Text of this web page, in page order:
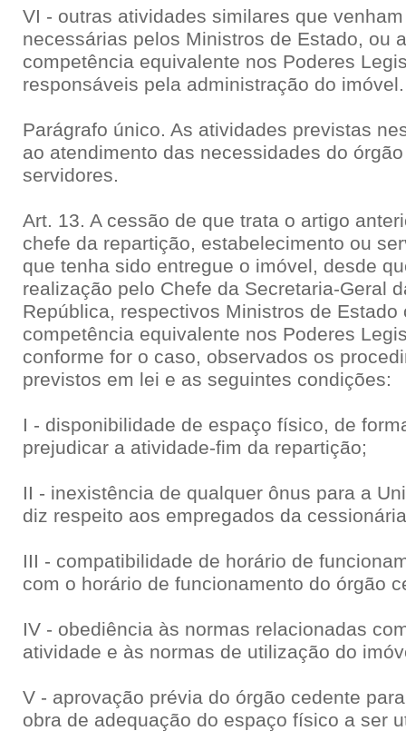
VI - outras atividades similares que
necessárias pelos Ministros de Estado, ou
competência equivalente nos Poderes
responsáveis pela administração do imóvel.
Parágrafo único. As atividades previstas
ao atendimento das necessidades do
servidores.
Art. 13. A cessão de que trata o artigo
chefe da repartição, estabelecimento ou
que tenha sido entregue o imóvel, desde
realização pelo Chefe da Secretaria-Geral
República, respectivos Ministros de Estado
competência equivalente nos Poderes
conforme for o caso, observados os
previstos em lei e as seguintes condições:
I - disponibilidade de espaço físico, de
prejudicar a atividade-fim da repartição;
II - inexistência de qualquer ônus para a
diz respeito aos empregados da
III - compatibilidade de horário de
com o horário de funcionamento do órgão
IV - obediência às normas relacionadas
atividade e às normas de utilização do
V - aprovação prévia do órgão cedente
obra de adequação do espaço físico a ser